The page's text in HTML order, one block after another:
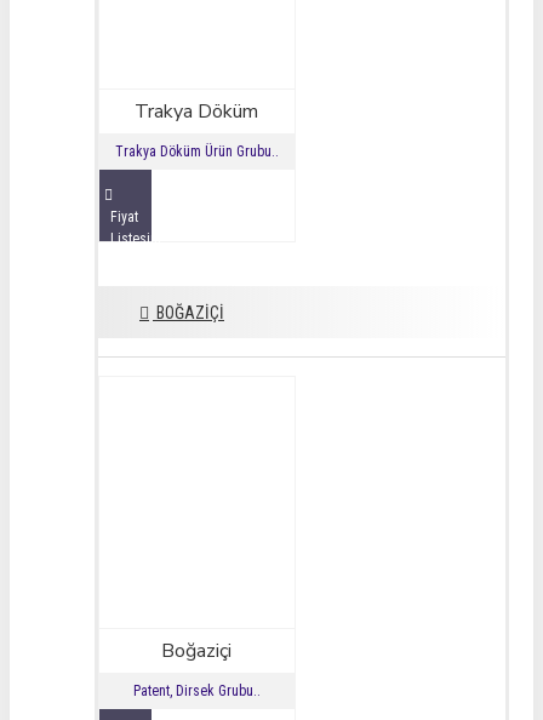
Trakya Döküm
Trakya Döküm Ürün Grubu..
Fiyat
Listesini
BOĞAZİÇİ
Boğaziçi
Patent, Dirsek Grubu..